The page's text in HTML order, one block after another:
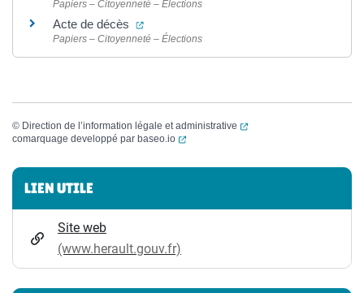
Papiers – Citoyenneté – Élections
Acte de décès (ouverture dans un nouvel onglet)
Papiers – Citoyenneté – Élections
© Direction de l’information légale et administrative
(ouverture dans un
comarquage developpé par baseo.io (ouverture dans un nouvel onglet)
Informations complémentaires
LIEN UTILE
Site web
(www.herault.gouv.fr)